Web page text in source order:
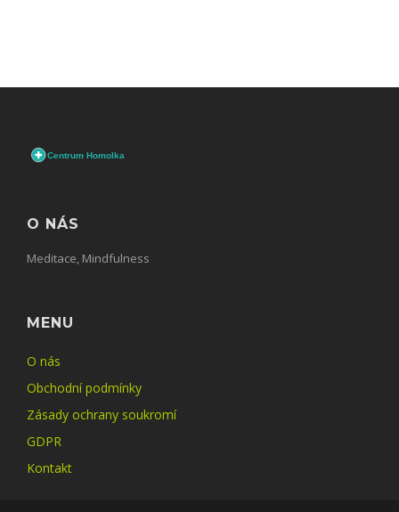
O NÁS
Meditace, Mindfulness
MENU
O nás
Obchodní podmínky
Zásady ochrany soukromí
GDPR
Kontakt